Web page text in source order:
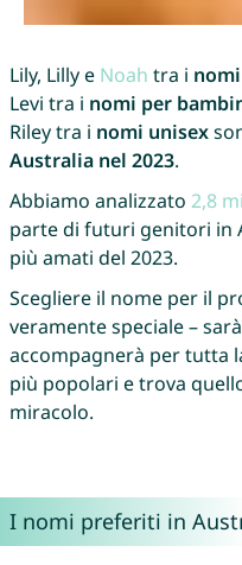
Lily, Lilly e Noah tra i
Levi tra i nomi per
Riley tra i nomi unisex
Australia nel 2023.
Abbiamo analizzato 2,8
parte di futuri genitori in
più amati del 2023.
Scegliere il nome per il
veramente speciale –
accompagnerà per tutta
più popolari e trova
miracolo.
I nomi preferiti in